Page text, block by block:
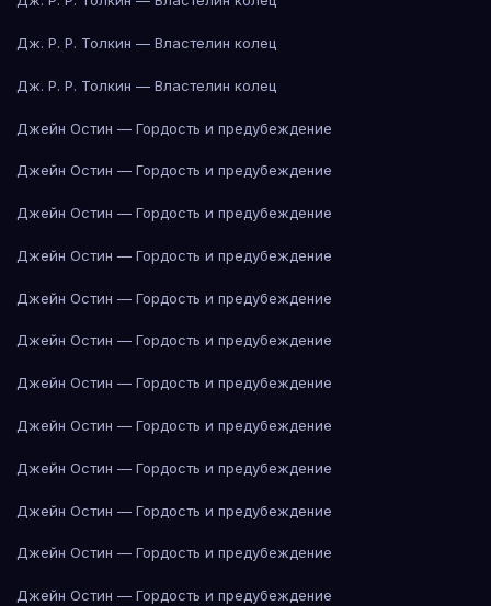
Дж. Р. Р. Толкин — Властелин колец
Дж. Р. Р. Толкин — Властелин колец
Джейн Остин — Гордость и предубеждение
Джейн Остин — Гордость и предубеждение
Джейн Остин — Гордость и предубеждение
Джейн Остин — Гордость и предубеждение
Джейн Остин — Гордость и предубеждение
Джейн Остин — Гордость и предубеждение
Джейн Остин — Гордость и предубеждение
Джейн Остин — Гордость и предубеждение
Джейн Остин — Гордость и предубеждение
Джейн Остин — Гордость и предубеждение
Джейн Остин — Гордость и предубеждение
Джейн Остин — Гордость и предубеждение